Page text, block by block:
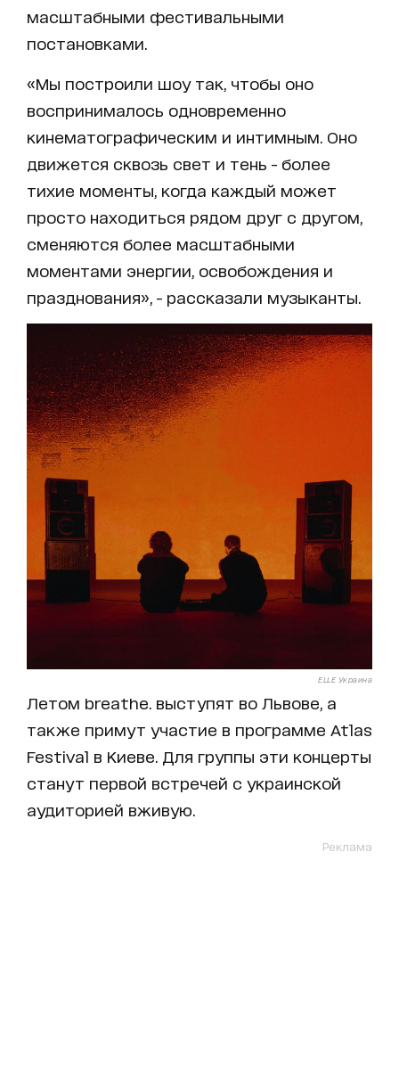
масштабными фестивальными
постановками.
«Мы построили шоу так, чтобы оно
воспринималось одновременно
кинематографическим и интимным. Оно
движется сквозь свет и тень - более
тихие моменты, когда каждый может
просто находиться рядом друг с другом,
сменяются более масштабными
моментами энергии, освобождения и
празднования», - рассказали музыканты.
ELLE Украина
Летом breathe. выступят во Львове, а
также примут участие в программе Atlas
Festival в Киеве. Для группы эти концерты
станут первой встречей с украинской
аудиторией вживую.
Реклама